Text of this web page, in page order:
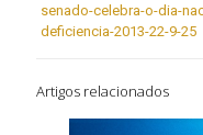
senado-celebra-o-dia-
deficiencia-2013-22-9-25
Artigos relacionados